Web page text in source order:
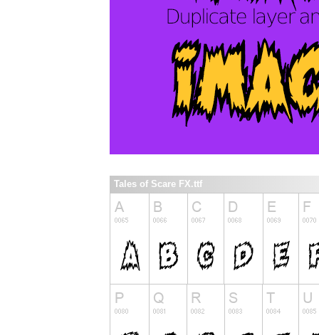
Tales of Scare FX.ttf